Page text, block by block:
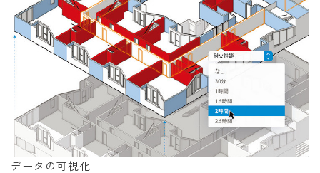
データの可視化